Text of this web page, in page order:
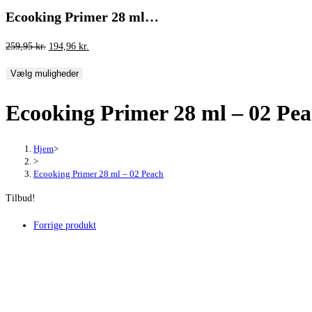
Ecooking Primer 28 ml…
259,95kr. Den
pris
259,95 kr..
194,96 kr.
194,96 kr..
Vælg muligheder
Ecooking Primer 28 ml – 02
Hjem>
>
Ecooking Primer 28 ml – 02 Peach
Tilbud!
Forrige produkt